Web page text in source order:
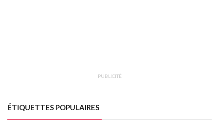
PUBLICITÉ
ÉTIQUETTES POPULAIRES